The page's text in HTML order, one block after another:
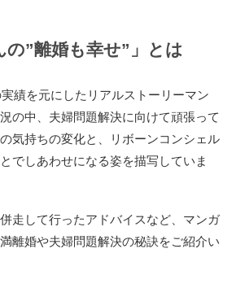
の”離婚も幸せ”」とは
績を元にしたリアルストーリーマン
の中、夫婦問題解決に向けて頑張って
気持ちの変化と、リボーンコンシェル
でしあわせになる姿を描写していま
走して行ったアドバイスなど、マンガ
離婚や夫婦問題解決の秘訣をご紹介い